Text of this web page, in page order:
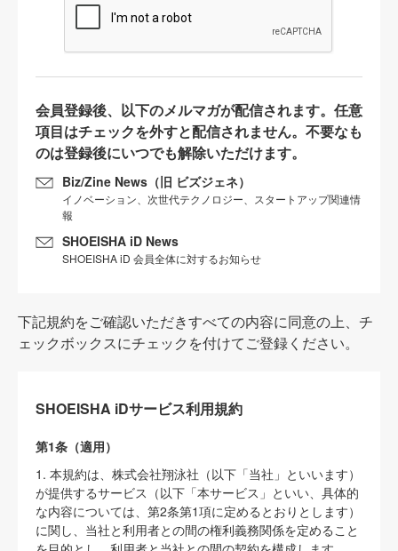
会員登録後、以下のメルマガが配信されます。任意
項目はチェックを外すと配信されません。不要なも
のは登録後にいつでも解除いただけます。
Biz/Zine News（旧 ビズジェネ）
イノベーション、次世代テクノロジー、スタートアップ関連情
報
SHOEISHA iD News
SHOEISHA iD 会員全体に対するお知らせ
下記規約をご確認いただきすべての内容に同意の上、チ
ェックボックスにチェックを付けてご登録ください。
SHOEISHA iDサービス利用規約
第1条（適用）
1. 本規約は、株式会社翔泳社（以下「当社」といいます）
が提供するサービス（以下「本サービス」といい、具体的
な内容については、第2条第1項に定めるとおりとします）
に関し、当社と利用者との間の権利義務関係を定めること